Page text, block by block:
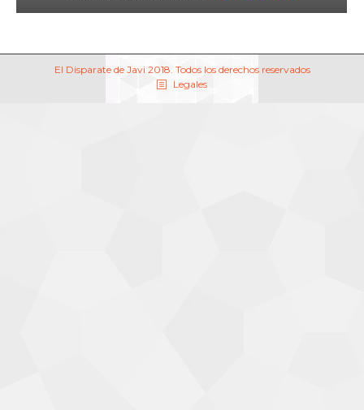
El Disparate de Javi 2018. Todos los derechos reservados
Legales